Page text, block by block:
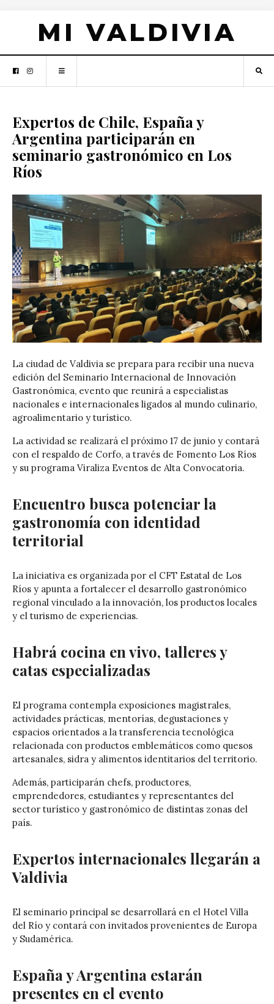
MI VALDIVIA
Expertos de Chile, España y
Argentina participarán en
seminario gastronómico en Los
Ríos
La ciudad de Valdivia se prepara para recibir una nueva
edición del Seminario Internacional de Innovación
Gastronómica, evento que reunirá a especialistas
nacionales e internacionales ligados al mundo culinario,
agroalimentario y turístico.
La actividad se realizará el próximo 17 de junio y contará
con el respaldo de Corfo, a través de Fomento Los Ríos
y su programa Viraliza Eventos de Alta Convocatoria.
Encuentro busca potenciar la
gastronomía con identidad
territorial
La iniciativa es organizada por el CFT Estatal de Los
Ríos y apunta a fortalecer el desarrollo gastronómico
regional vinculado a la innovación, los productos locales
y el turismo de experiencias.
Habrá cocina en vivo, talleres y
catas especializadas
El programa contempla exposiciones magistrales,
actividades prácticas, mentorías, degustaciones y
espacios orientados a la transferencia tecnológica
relacionada con productos emblemáticos como quesos
artesanales, sidra y alimentos identitarios del territorio.
Además, participarán chefs, productores,
emprendedores, estudiantes y representantes del
sector turístico y gastronómico de distintas zonas del
país.
Expertos internacionales llegarán a
Valdivia
El seminario principal se desarrollará en el Hotel Villa
del Río y contará con invitados provenientes de Europa
y Sudamérica.
España y Argentina estarán
presentes en el evento